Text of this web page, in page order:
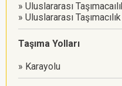
Uluslararası
Uluslararası Taşımacılık
Taşıma Yolları
Karayolu